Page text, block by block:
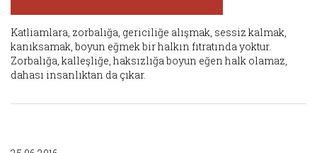
Katliamlara, zorbalığa, gericiliğe alışmak, sessiz kalmak,
kanıksamak, boyun eğmek bir halkın fıtratında yoktur.
Zorbalığa, kalleşliğe, haksızlığa boyun eğen halk olamaz,
dahası insanlıktan da çıkar.